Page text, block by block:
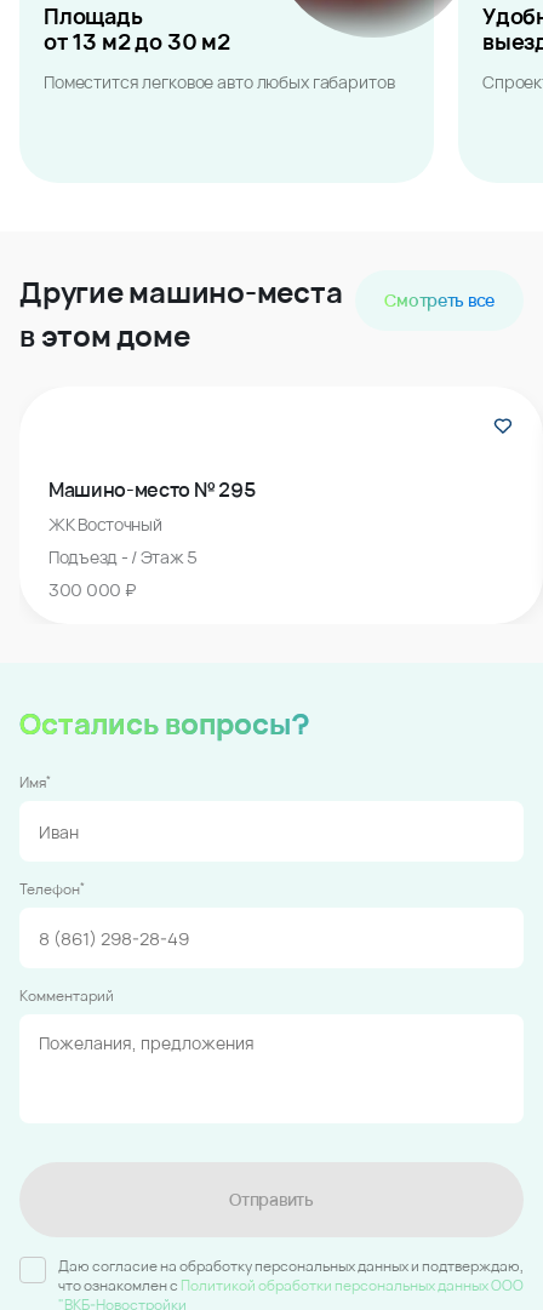
Площадь
от 13 м2 до 30 м2
Поместится легковое авто любых габаритов
Другие машино-места
в этом доме
Смотреть все
Машино-место № 295
ЖК Восточный
Подъезд - / Этаж 5
300 000 ₽
Остались вопросы?
Имя*
Телефон*
Комментарий
Отправить
Даю согласие на обработку персональных данных и подтверждаю,
что ознакомлен c Политикой обработки персональных данных ООО
"ВКБ-Новостройки